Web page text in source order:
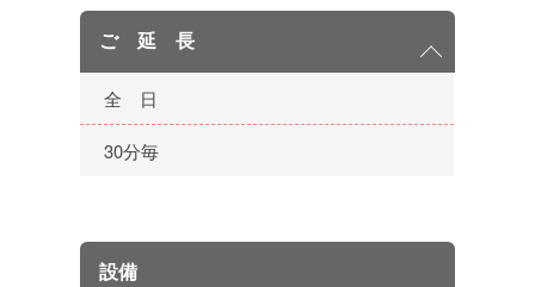
ご 延 長
全 日
30分毎
設備